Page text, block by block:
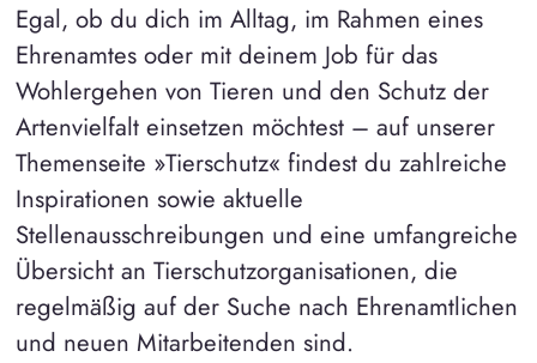
Egal, ob du dich im Alltag, im Rahmen eines
Ehrenamtes oder mit deinem Job für das
Wohlergehen von Tieren und den Schutz der
Artenvielfalt einsetzen möchtest – auf unserer
Themenseite »Tierschutz« findest du zahlreiche
Inspirationen sowie aktuelle
Stellenausschreibungen und eine umfangreiche
Übersicht an Tierschutzorganisationen, die
regelmäßig auf der Suche nach Ehrenamtlichen
und neuen Mitarbeitenden sind.